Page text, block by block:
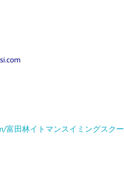
富田林イトマンスイミングスクー